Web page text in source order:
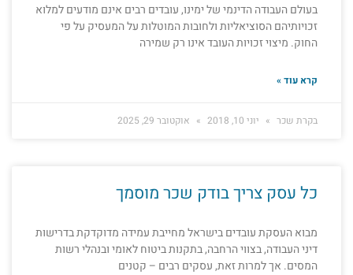
בעולם העבודה הדינמי של ימינו, עובדים רבים אינם מודעים למלוא
זכויותיהם הסוציאליות ולחובות המוטלות על המעסיק על פי
החוק. מיצוי זכויות העובד אינו רק שמירה
קרא עוד »
בקרת שכר יוני 10, 2018 אוקטובר 29, 2025
כל עסק צריך בודק שכר מוסמך
מבוא העסקת עובדים בישראל מחייבת עמידה מדוקדקת בדרישות
דיני העבודה, בצווי הרחבה, בתקנות ביטוח לאומי ובנהלי רשות
המסים. אך למרות זאת, עסקים רבים – קטנים